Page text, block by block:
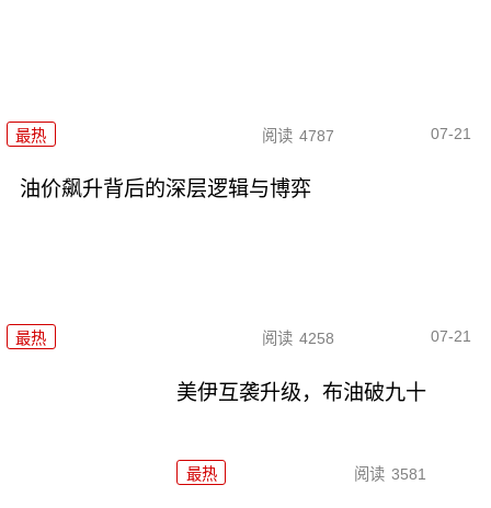
最热 阅读 4787 07-21
油价飙升背后的深层逻辑与博弈
最热 阅读 4258 07-21
美伊互袭升级，布油破九十
最热 阅读 3581